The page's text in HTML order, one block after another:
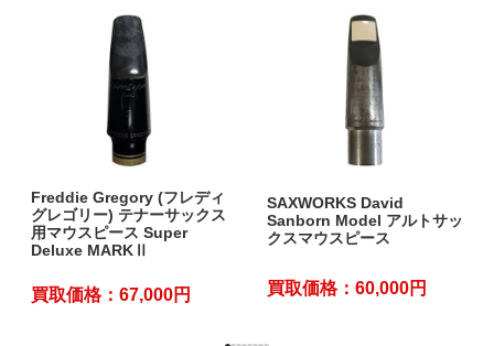
Freddie Gregory (フレディ
グレゴリー) テナーサックス
用マウスピース Super
Deluxe MARKⅡ
買取価格：67,000円
SAXWORKS David
Sanborn Model アルトサッ
クスマウスピース
買取価格：60,000円